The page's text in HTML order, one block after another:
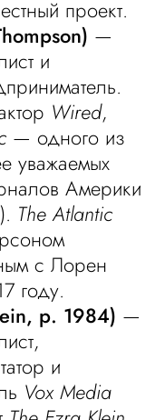
проект.
—
и
Wired,
— одного из
уважаемых
Америки
The Atlantic
с Лорен
году.
р. 1984) —
и
Vox Media